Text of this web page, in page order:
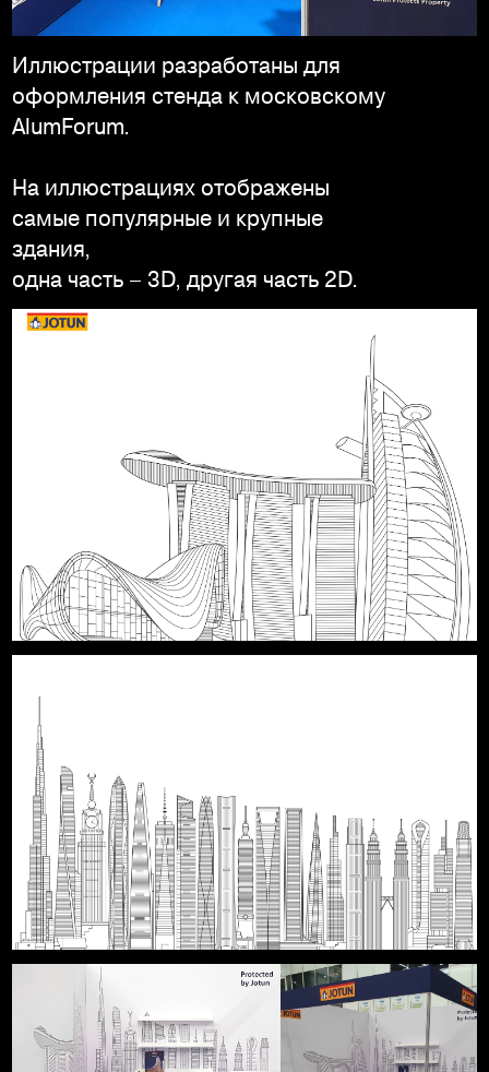
Иллюстрации разработаны для
оформления стенда к московскому
AlumForum.
На иллюстрациях отображены
самые популярные и крупные
здания,
одна часть – 3D, другая часть 2D.